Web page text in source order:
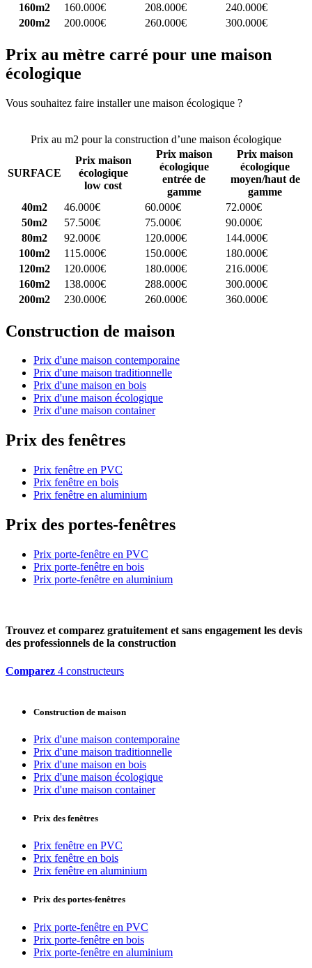
160m2
160.000€ 208.000€
240.000€
200m2
200.000€ 260.000€ 300.000€
Prix au mètre carré pour une maison
écologique
Vous souhaitez faire installer une maison écologique ?
Prix au m2 pour la construction d’une maison écologique
SURFACE
Prix maison
écologique
low cost
Prix maison
écologique
entrée de
gamme
Prix maison
écologique
moyen/haut de
gamme
40m2
46.000€ 60.000€
72.000€
50m2
57.500€ 75.000€
90.000€
80m2
92.000€ 120.000€
144.000€
100m2
115.000€ 150.000€
180.000€
120m2
120.000€ 180.000€
216.000€
160m2
138.000€ 288.000€
300.000€
200m2
230.000€ 260.000€ 360.000€
Construction de maison
Prix d'une maison contemporaine
Prix d'une maison traditionnelle
Prix d'une maison en bois
Prix d'une maison écologique
Prix d'une maison container
Prix des fenêtres
Prix fenêtre en PVC
Prix fenêtre en bois
Prix fenêtre en aluminium
Prix des portes-fenêtres
Prix porte-fenêtre en PVC
Prix porte-fenêtre en bois
Prix porte-fenêtre en aluminium
Trouvez et comparez gratuitement et sans engagement les devis
des professionnels de la construction
Comparez 4 constructeurs
Construction de maison
Prix d'une maison contemporaine
Prix d'une maison traditionnelle
Prix d'une maison en bois
Prix d'une maison écologique
Prix d'une maison container
Prix des fenêtres
Prix fenêtre en PVC
Prix fenêtre en bois
Prix fenêtre en aluminium
Prix des portes-fenêtres
Prix porte-fenêtre en PVC
Prix porte-fenêtre en bois
Prix porte-fenêtre en aluminium